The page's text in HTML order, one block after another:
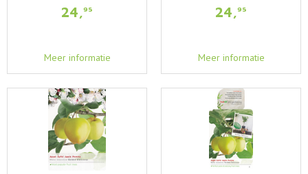
24,95
Meer informatie
24,95
Meer informatie